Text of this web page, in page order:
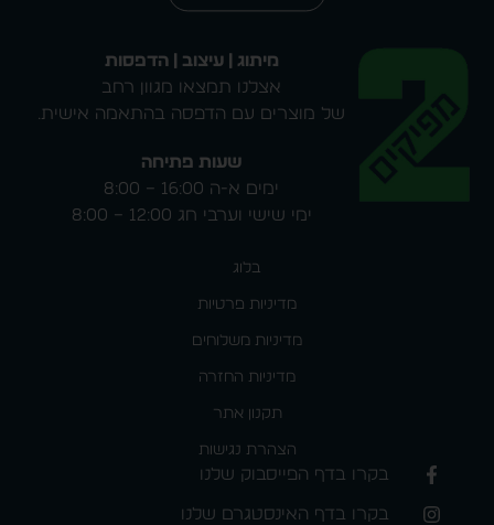
מיתוג | עיצוב | הדפסות
אצלנו תמצאו מגוון רחב
של מוצרים עם הדפסה בהתאמה אישית.
שעות פתיחה
ימים א-ה 16:00 – 8:00
ימי שישי וערבי חג 12:00 – 8:00
בלוג
מדיניות פרטיות
מדיניות משלוחים
מדיניות החזרה
תקנון אתר
הצהרת נגישות
בקרו בדף הפייסבוק שלנו
בקרו בדף האינסטגרם שלנו